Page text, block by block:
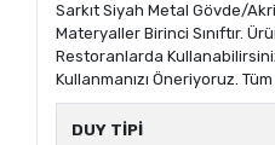
Sarkıt Siyah Metal Gövde/
Materyaller Birinci Sınıftır.
Restoranlarda
Kullanmanızı Öneriyoruz.
DUY TİPİ